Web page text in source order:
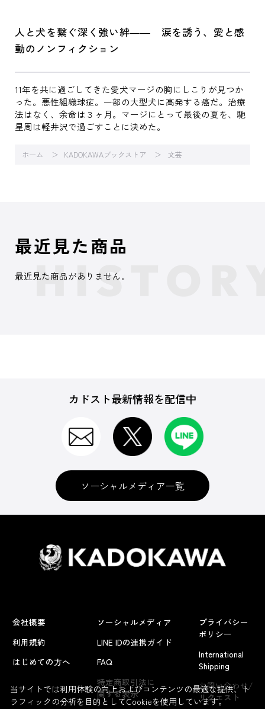
人と犬を繋ぐ深く強い絆―― 涙を誘う、愛と感
動のノンフィクション
11年を共に過ごしてきた愛犬マージの胸にしこりが見つか
った。悪性組織球症。一部の大型犬に高発する癌だ。治療
法はなく、余命は３ヶ月。マージにとって最後の夏を、馳
星周は軽井沢で過ごすことに決めた。
ホーム KADOKAWAブックストア 文芸
よくあるお問い合わせ
最近見た商品
最近見た商品がありません。
カドスト最新情報を配信中
ソーシャルメディア一覧
会社概要
利用規約
はじめての方へ
ソーシャルメディア
LINE IDの連携ガイド
FAQ
特定商取引法に
関する表示
プライバシー
ポリシー
International
Shipping
お問い合わせ/
リクエスト
当サイトでは利用体験の向上およびコンテンツの最適な提供、ト
ラフィックの分析を目的としてCookieを使用しています。